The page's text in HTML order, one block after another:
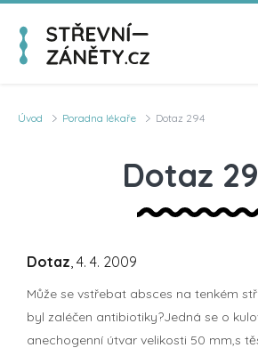
Úvod Poradna lékaře Dotaz 294
Dotaz
Dotaz, 4. 4. 2009
Může se vstřebat absces na tenkém
byl zaléčen antibiotiky?Jedná se o
anechogenní útvar velikosti 50 mm,s